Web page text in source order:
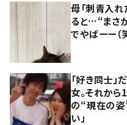
母「刺青入れ
ると…“まさ
でやばーー（笑
「好き同士」
女。それか
の“現在の
い」